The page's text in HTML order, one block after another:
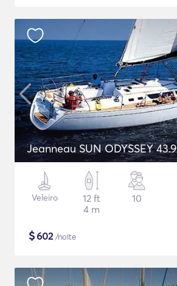
Jeanneau SUN ODYSSEY 43.9
Veleiro
12 ft
4 m
10
$602/noite